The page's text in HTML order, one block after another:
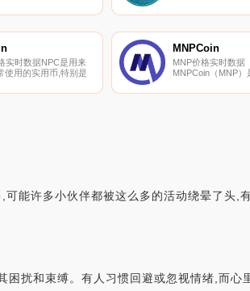
所是PancakeSwap
面上找到其他列表.
实时数据NPC是用来
使用的实用币,特别是
MNPCoin
MNP价格实时数据
MNPCoin（MNP）
成MNP。MNPCoin
能许多小伙伴都被这么多的活动绕晕了头,
和束缚。有人习惯回避或忽视情绪,而心